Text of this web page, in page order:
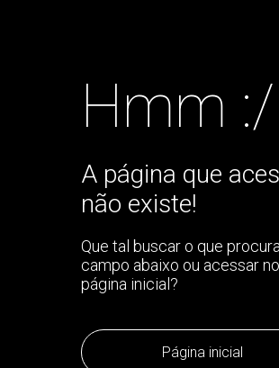
Hmm :/
A página que
não existe!
Que tal buscar o que
campo abaixo ou acessar
página inicial?
Página inicial